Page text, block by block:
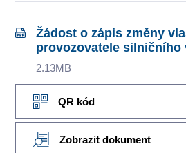
Žádost o zápis změny
provozovatele silničního
2.13MB
QR kód
Zobrazit dokument